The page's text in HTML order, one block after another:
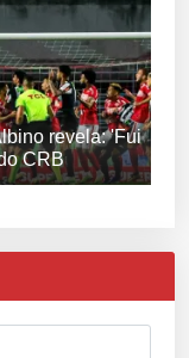
revela: 'Fui
CRB